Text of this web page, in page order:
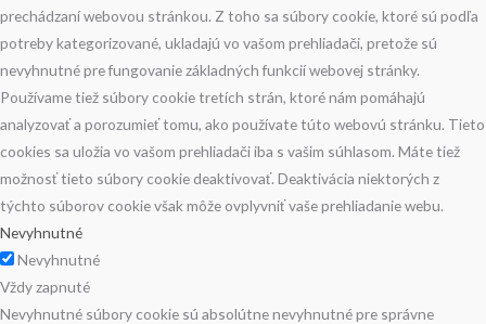
prechádzaní webovou stránkou. Z toho sa súbory cookie, ktoré sú podľa
potreby kategorizované, ukladajú vo vašom prehliadači, pretože sú
nevyhnutné pre fungovanie základných funkcií webovej stránky.
Používame tiež súbory cookie tretích strán, ktoré nám pomáhajú
analyzovať a porozumieť tomu, ako používate túto webovú stránku. Tieto
cookies sa uložia vo vašom prehliadači iba s vašim súhlasom. Máte tiež
možnosť tieto súbory cookie deaktivovať. Deaktivácia niektorých z
týchto súborov cookie však môže ovplyvniť vaše prehliadanie webu.
Nevyhnutné
Nevyhnutné
Vždy zapnuté
Nevyhnutné súbory cookie sú absolútne nevyhnutné pre správne